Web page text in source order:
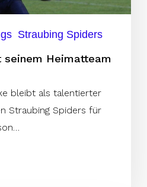
Straubing Spiders
seinem Heimatteam
bleibt als talentierter
Straubing Spiders für